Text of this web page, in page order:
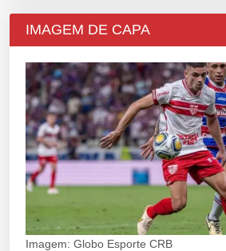
IMAGEM DE CAPA
Imagem: Globo Esporte CRB